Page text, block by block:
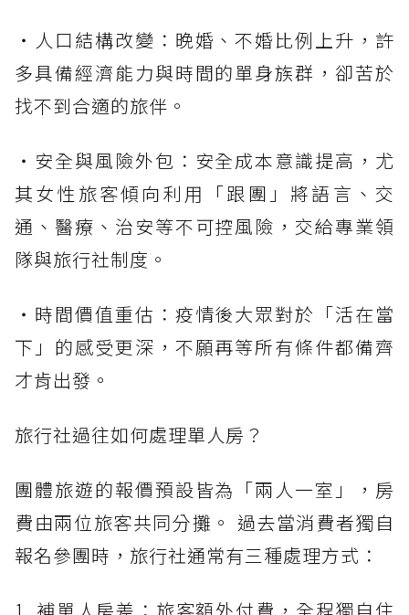
・人口結構改變：晚婚、不婚比例上升，許
多具備經濟能力與時間的單身族群，卻苦於
找不到合適的旅伴。
・安全與風險外包：安全成本意識提高，尤
其女性旅客傾向利用「跟團」將語言、交
通、醫療、治安等不可控風險，交給專業領
隊與旅行社制度。
・時間價值重估：疫情後大眾對於「活在當
下」的感受更深，不願再等所有條件都備齊
才肯出發。
旅行社過往如何處理單人房？
團體旅遊的報價預設皆為「兩人一室」，房
費由兩位旅客共同分攤。 過去當消費者獨自
報名參團時，旅行社通常有三種處理方式：